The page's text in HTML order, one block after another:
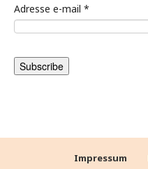
Adresse e-mail *
Impressum